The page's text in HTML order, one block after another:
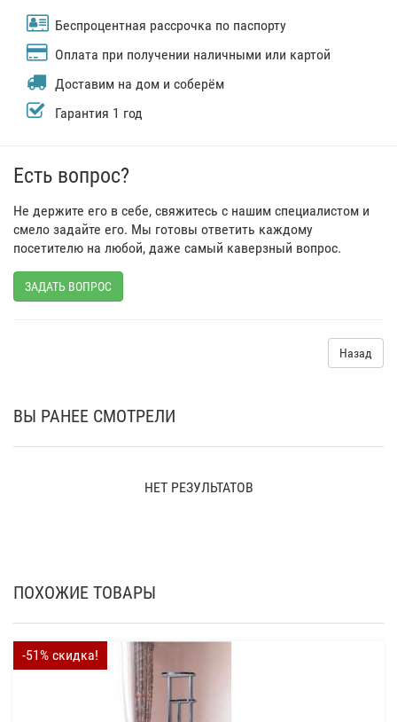
Беспроцентная рассрочка по паспорту
Оплата при получении наличными или картой
Доставим на дом и соберём
Гарантия 1 год
Есть вопрос?
Не держите его в себе, свяжитесь с нашим специалистом и
смело задайте его. Мы готовы ответить каждому
посетителю на любой, даже самый каверзный вопрос.
ЗАДАТЬ ВОПРОС
Назад
ВЫ РАНЕЕ СМОТРЕЛИ
НЕТ РЕЗУЛЬТАТОВ
ПОХОЖИЕ ТОВАРЫ
-51% скидка!